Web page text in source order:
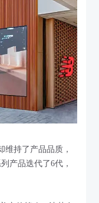
维持了产品品质，
产品迭代了6代，